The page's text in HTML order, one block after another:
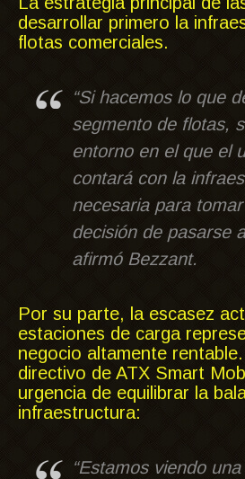
desarrollar primero la
flotas comerciales.
“Si hacemos lo que
segmento de flotas,
entorno en el que el
contará con la
necesaria para
decisión de pasarse
afirmó Bezzant.
Por su parte, la escasez
estaciones de carga
negocio altamente
directivo de ATX Smart
urgencia de equilibrar la
infraestructura:
“Estamos viendo